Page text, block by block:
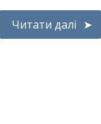
Читати далі